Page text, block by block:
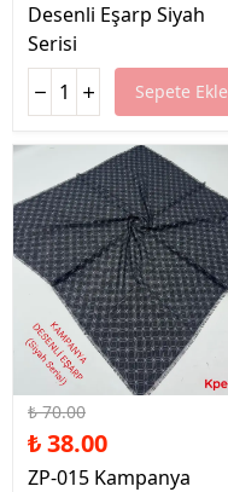
Desenli Eşarp Siyah
Serisi
Sepete Ekle
%46 İndirim
₺ 70.00
₺ 38.00
ZP-015 Kampanya